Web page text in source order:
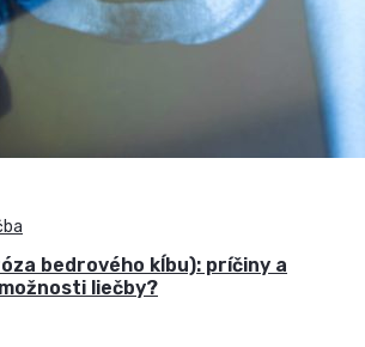
bedrového kĺbu): príčiny a
liečby?